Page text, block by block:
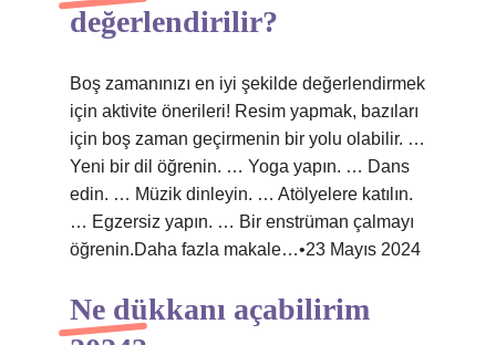
değerlendirilir?
Boş zamanınızı en iyi şekilde değerlendirmek
için aktivite önerileri! Resim yapmak, bazıları
için boş zaman geçirmenin bir yolu olabilir. …
Yeni bir dil öğrenin. … Yoga yapın. … Dans
edin. … Müzik dinleyin. … Atölyelere katılın.
… Egzersiz yapın. … Bir enstrüman çalmayı
öğrenin.Daha fazla makale…•23 Mayıs 2024
Ne dükkanı açabilirim